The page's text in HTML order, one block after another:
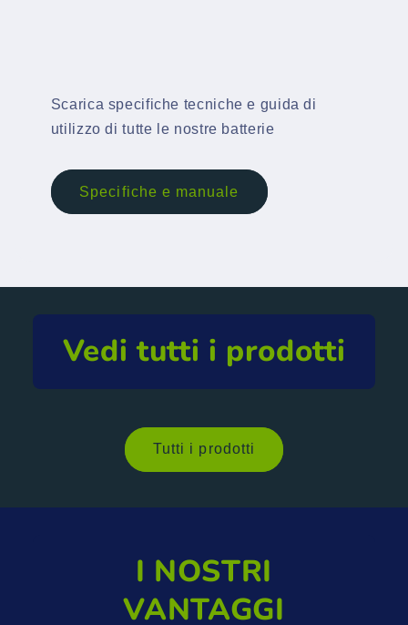
Scarica specifiche tecniche e guida di
utilizzo di tutte le nostre batterie
Specifiche e manuale
Vedi tutti i prodotti
Tutti i prodotti
I NOSTRI
VANTAGGI